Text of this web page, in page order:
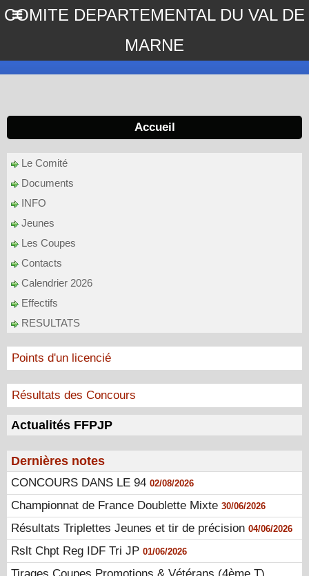
COMITE DEPARTEMENTAL DU VAL DE
MARNE
Accueil
Le Comité
Documents
INFO
Jeunes
Les Coupes
Contacts
Calendrier 2026
Effectifs
RESULTATS
Points d'un licencié
Résultats des Concours
Actualités FFPJP
Dernières notes
CONCOURS DANS LE 94 02/08/2026
Championnat de France Doublette Mixte 30/06/2026
Résultats Triplettes Jeunes et tir de précision 04/06/2026
Rslt Chpt Reg IDF Tri JP 01/06/2026